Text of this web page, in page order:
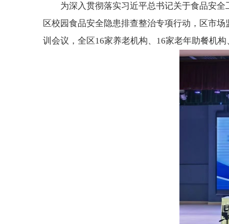
为深入贯彻落实习近平总书记关于食品安
区校园食品安全隐患排查整治专项行动，区市
训会议，全区16家养老机构、16家老年助餐机